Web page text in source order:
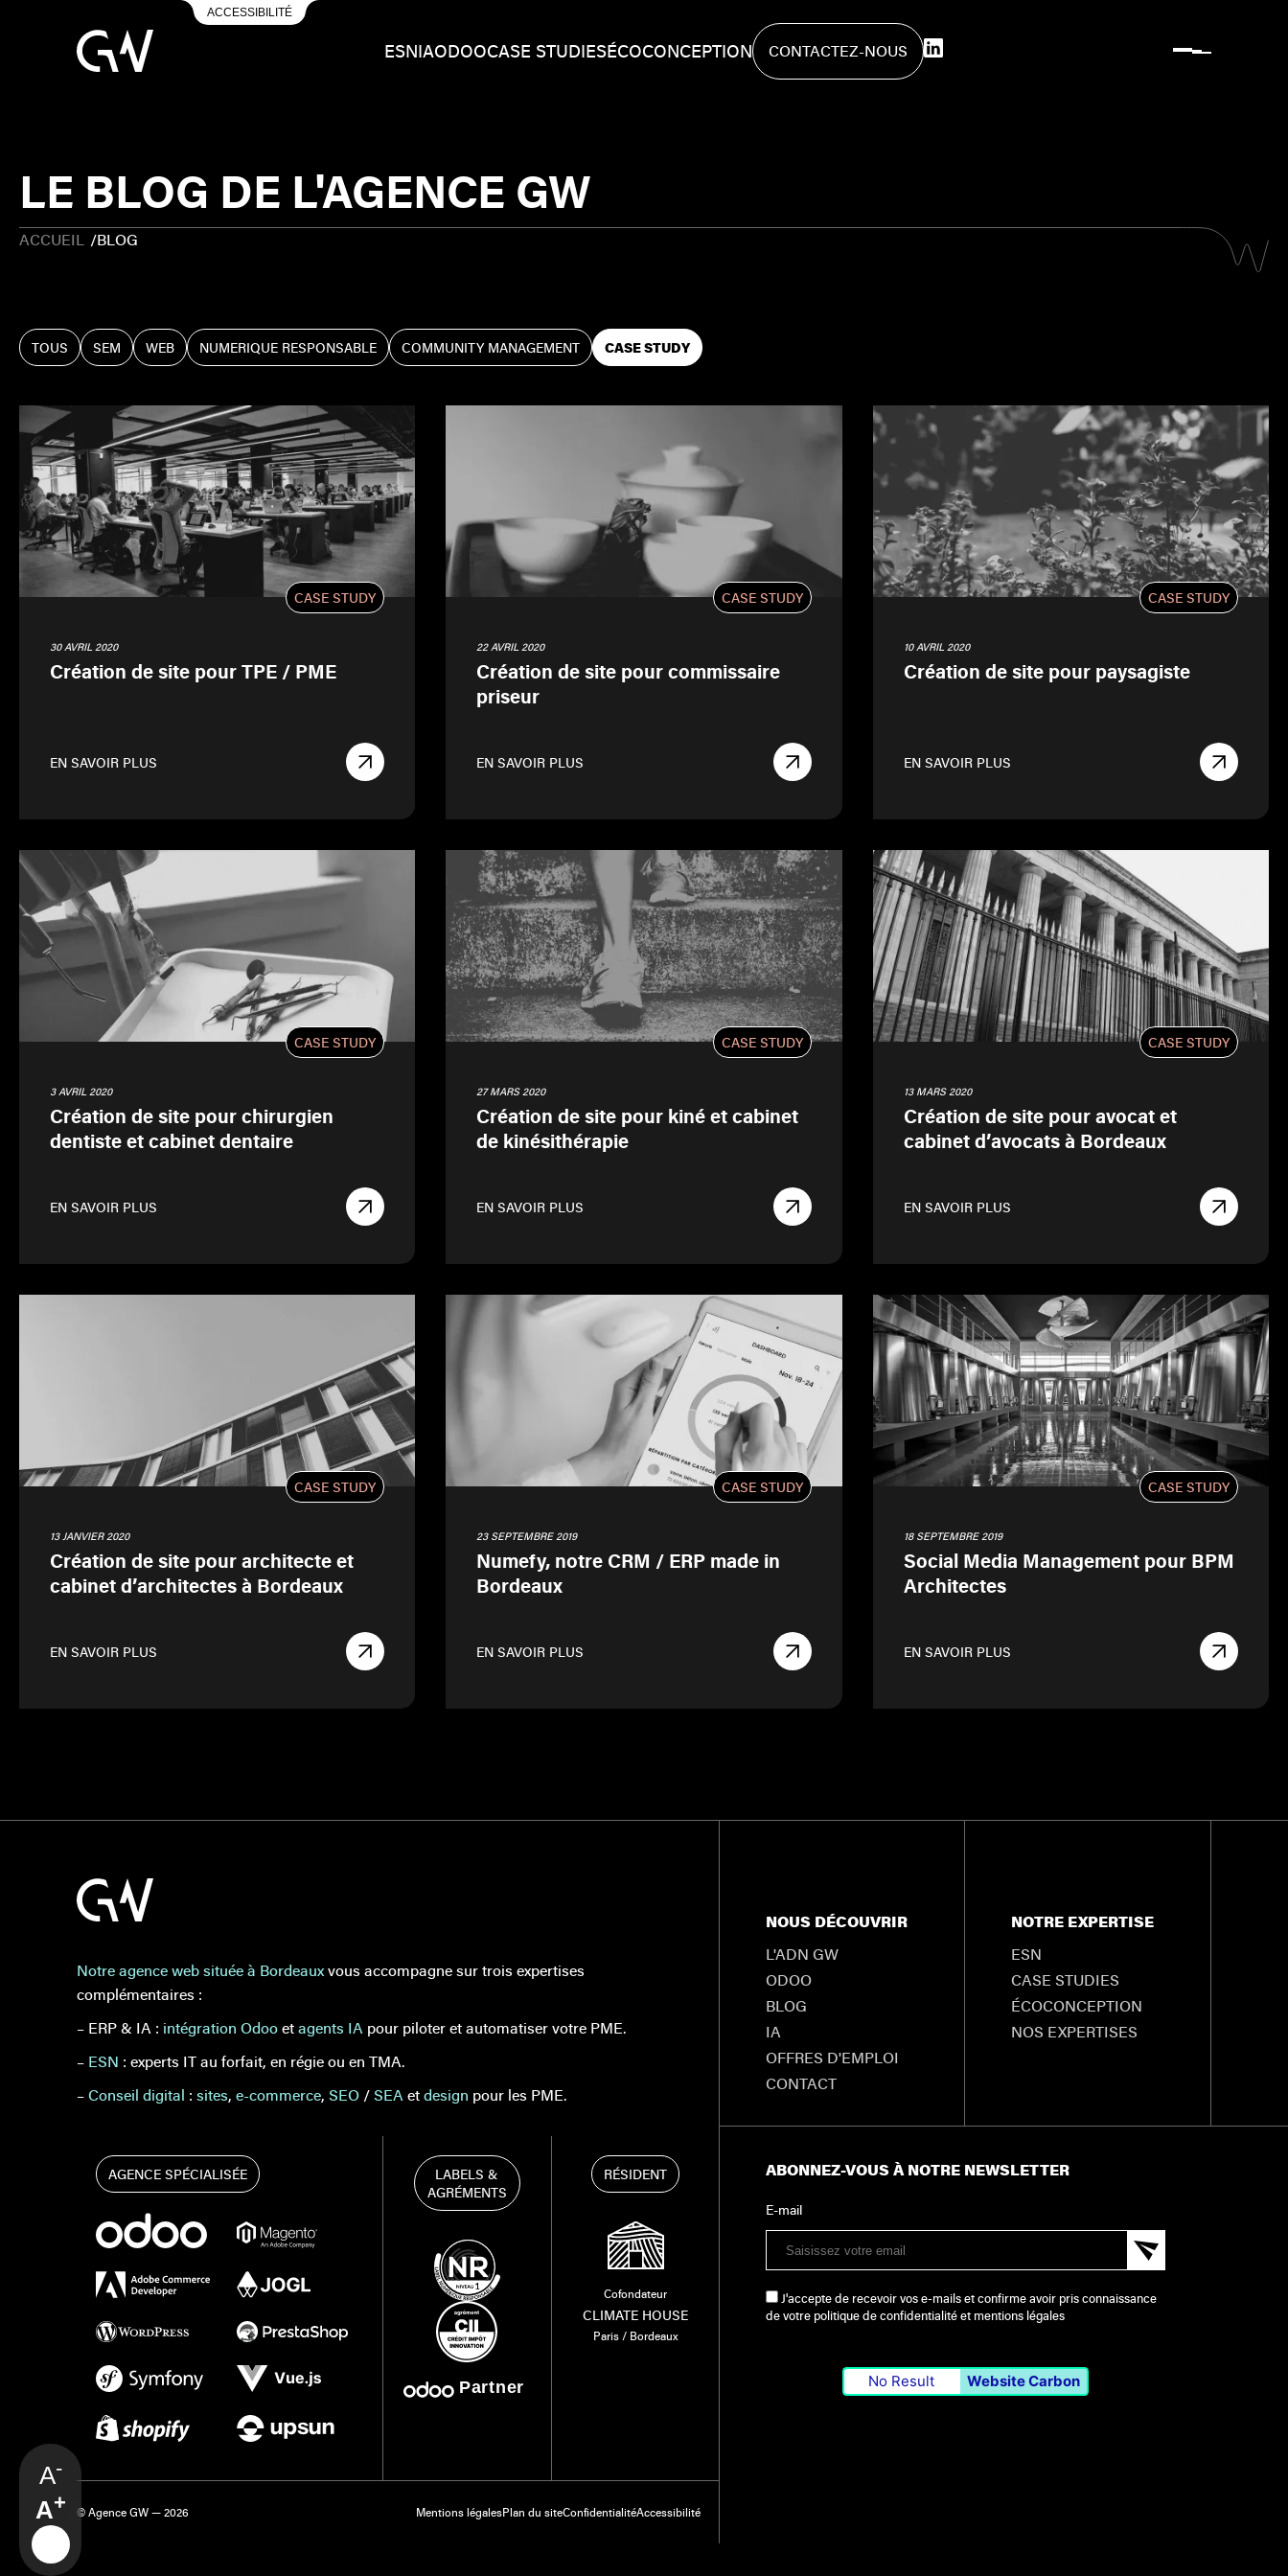
ACCESSIBILITÉ
ESNIAODOOCASE STUDIESÉCOCONCEPTION
CONTACTEZ-NOUS
CONTACTEZ-NOUS
A-
A+
LE BLOG DE L'AGENCE GW
ACCUEIL /BLOG
TOUS SEM WEB NUMERIQUE RESPONSABLE COMMUNITY MANAGEMENT CASE STUDY
CASE STUDY
30 AVRIL 2020
Création de site pour TPE / PME
EN SAVOIR PLUS
CASE STUDY
22 AVRIL 2020
Création de site pour commissaire
priseur
EN SAVOIR PLUS
CASE STUDY
10 AVRIL 2020
Création de site pour paysagiste
EN SAVOIR PLUS
CASE STUDY
3 AVRIL 2020
Création de site pour chirurgien
dentiste et cabinet dentaire
EN SAVOIR PLUS
CASE STUDY
27 MARS 2020
Création de site pour kiné et cabinet
de kinésithérapie
EN SAVOIR PLUS
CASE STUDY
13 MARS 2020
Création de site pour avocat et
cabinet d’avocats à Bordeaux
EN SAVOIR PLUS
CASE STUDY
13 JANVIER 2020
Création de site pour architecte et
cabinet d’architectes à Bordeaux
EN SAVOIR PLUS
CASE STUDY
23 SEPTEMBRE 2019
Numefy, notre CRM / ERP made in
Bordeaux
EN SAVOIR PLUS
CASE STUDY
18 SEPTEMBRE 2019
Social Media Management pour BPM
Architectes
EN SAVOIR PLUS
Notre agence web située à Bordeauxvous accompagne sur trois expertises
complémentaires :
– ERP & IA : intégration Odooetagents IA pour piloter et automatiser votre PME.
– ESN : experts IT au forfait, en régie ou en TMA.
–Conseil digital : sites, e-commerce, SEO /SEAetdesign pour les PME.
AGENCE SPÉCIALISÉE
LABELS &
AGRÉMENTS
Partner
RÉSIDENT
Cofondateur
CLIMATE HOUSE
Paris / Bordeaux
© Agence GW — 2026 Mentions légalesPlan du siteConfidentialitéAccessibilité
NOUS DÉCOUVRIR
L'ADN GW
ODOO
BLOG
IA
OFFRES D'EMPLOI
CONTACT
NOTRE EXPERTISE
ESN
CASE STUDIES
ÉCOCONCEPTION
NOS EXPERTISES
ABONNEZ-VOUS À NOTRE NEWSLETTER
E-mail
J'accepte de recevoir vos e-mails et confirme avoir pris connaissance
de votre politique de confidentialité et mentions légales
No Result Website Carbon